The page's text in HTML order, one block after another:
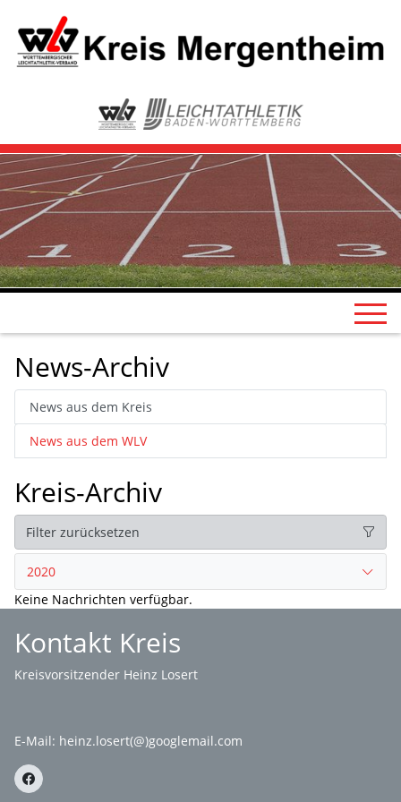
News-Archiv
News aus dem Kreis
News aus dem WLV
Kreis-Archiv
Filter zurücksetzen
2020
Keine Nachrichten verfügbar.
Kontakt Kreis
Kreisvorsitzender Heinz Losert
E-Mail: heinz.losert(@)googlemail.com